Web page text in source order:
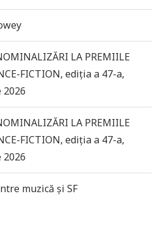
LA PREMIILE
FICTION, ediția a 47-a,
LA PREMIILE
FICTION, ediția a 47-a,
muzică și SF